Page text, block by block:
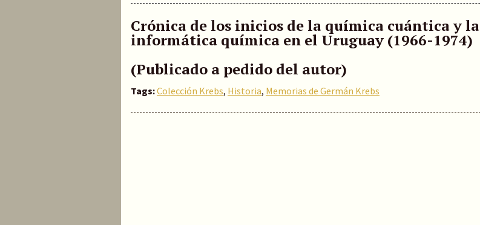
Crónica de los inicios de la química cuántica y la
informática química en el Uruguay (1966-1974)
(Publicado a pedido del autor)
Tags:Colección Krebs, Historia, Memorias de Germán Krebs